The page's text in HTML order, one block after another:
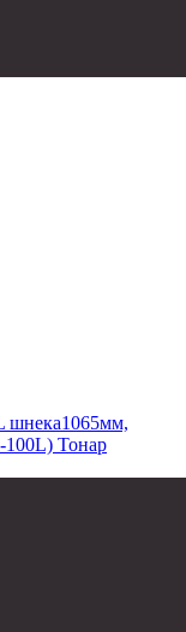
шнека1065мм,
Тонар